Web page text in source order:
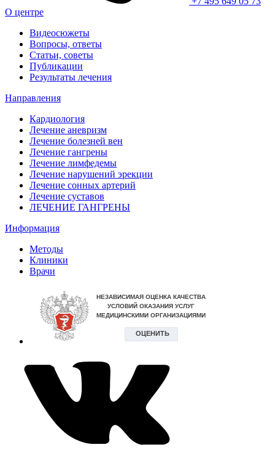
О центре
Видеосюжеты
Вопросы, ответы
Статьи, советы
Публикации
Результаты лечения
Направления
Кардиология
Лечение аневризм
Лечение болезней вен
Лечение гангрены
Лечение лимфедемы
Лечение нарушений эрекции
Лечение сонных артерий
Лечение суставов
ЛЕЧЕНИЕ ГАНГРЕНЫ
Информация
Методы
Клиники
Врачи